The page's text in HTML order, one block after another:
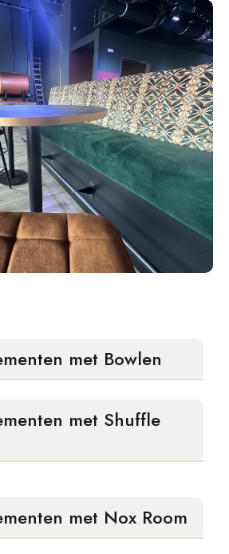
met Bowlen
met Shuffle
met Nox Room